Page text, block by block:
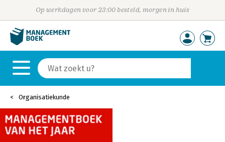
Op werkdagen voor 23:00 besteld, morgen in huis
Organisatiekunde